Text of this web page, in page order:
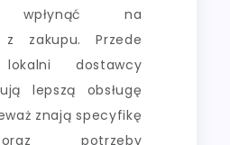
wpłynąć na
z zakupu. Przede
dostawcy
lepszą obsługę
znają specyfikę
potrzeby